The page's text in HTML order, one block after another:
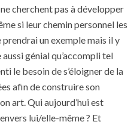
cherchent pas à développer
si leur chemin personnel les
prendrai un exemple mais il y
génial qu’accompli tel
le besoin de s’éloigner de la
afin de construire son
art. Qui aujourd’hui est
lui/elle-même ? Et